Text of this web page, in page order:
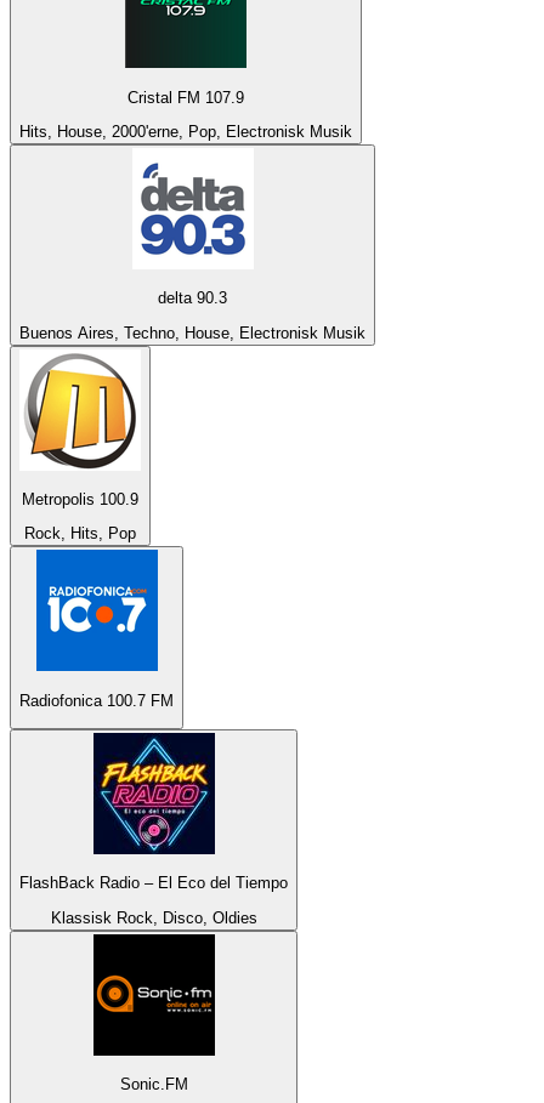
Cristal FM 107.9
Hits, House, 2000'erne, Pop, Electronisk Musik
delta 90.3
Buenos Aires, Techno, House, Electronisk Musik
Metropolis 100.9
Rock, Hits, Pop
Radiofonica 100.7 FM
FlashBack Radio – El Eco del Tiempo
Klassisk Rock, Disco, Oldies
Sonic.FM